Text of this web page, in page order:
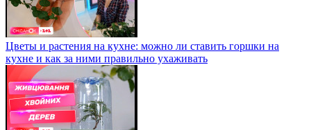
Цветы и растения на кухне: можно ли ставить горшки на
кухне и как за ними правильно ухаживать